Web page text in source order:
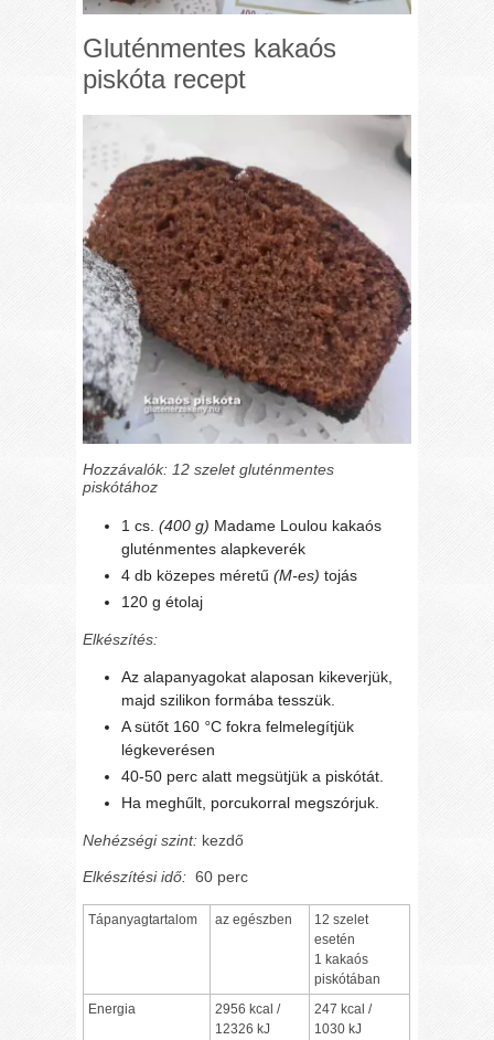
Gluténmentes kakaós
piskóta recept
Hozzávalók: 12 szelet gluténmentes
piskótához
1 cs.(400 g) Madame Loulou kakaós
gluténmentes alapkeverék
4 db közepes méretű(M-es) tojás
120 g étolaj
Elkészítés:
Az alapanyagokat alaposan kikeverjük,
majd szilikon formába tesszük.
A sütőt 160 °C fokra felmelegítjük
légkeverésen
40-50 perc alatt megsütjük a piskótát.
Ha meghűlt, porcukorral megszórjuk.
Nehézségi szint: kezdő
Elkészítési idő: 60 perc
Tápanyagtartalom az egészben
12 szelet
esetén
1 kakaós
piskótában
Energia
2956 kcal /
12326 kJ
247 kcal /
1030 kJ